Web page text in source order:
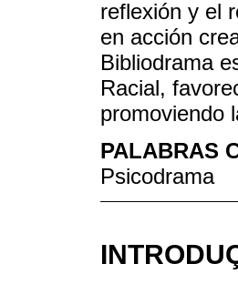
reflexión y el
en acción
Bibliodrama
Racial,
promoviendo
PALABRAS
Psicodrama